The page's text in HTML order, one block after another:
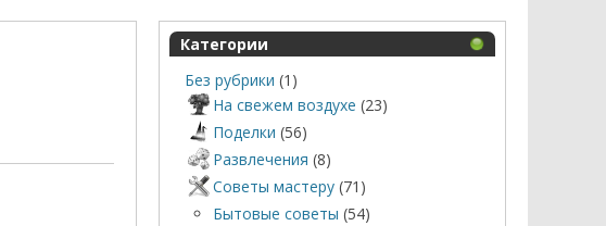
Категории
Без рубрики (1)
На свежем воздухе (23)
Поделки (56)
Развлечения (8)
Советы мастеру (71)
Бытовые советы (54)